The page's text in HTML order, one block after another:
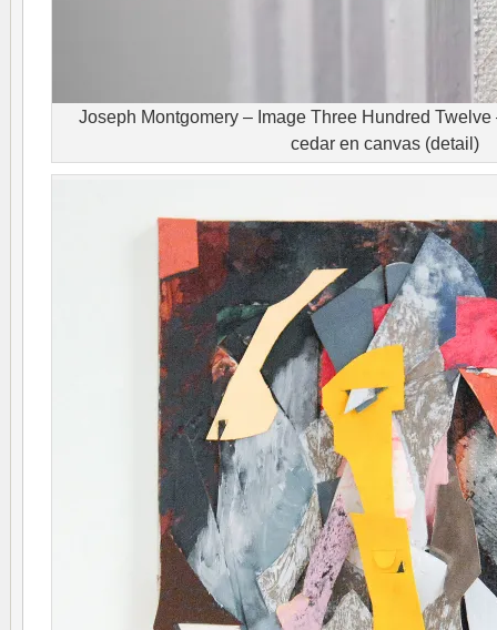
Joseph Montgomery – Image Three Hundred
cedar en canvas (detail)